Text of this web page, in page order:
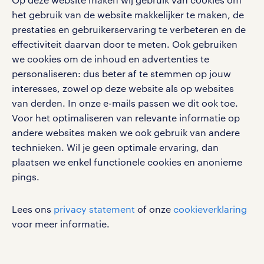
het gebruik van de website makkelijker te maken, de
prestaties en gebruikerservaring te verbeteren en de
effectiviteit daarvan door te meten. Ook gebruiken
we cookies om de inhoud en advertenties te
personaliseren: dus beter af te stemmen op jouw
interesses, zowel op deze website als op websites
van derden. In onze e-mails passen we dit ook toe.
Voor het optimaliseren van relevante informatie op
andere websites maken we ook gebruik van andere
technieken. Wil je geen optimale ervaring, dan
plaatsen we enkel functionele cookies en anonieme
pings.
Lees ons privacy statement of onze cookieverklaring
voor meer informatie.
social media
Volg ons voor de leukste content omtrent
vacatures, solliciteren en inspiratie.
werken bij randstad
gebruikersvoorwaarden
privacystatement
cookies